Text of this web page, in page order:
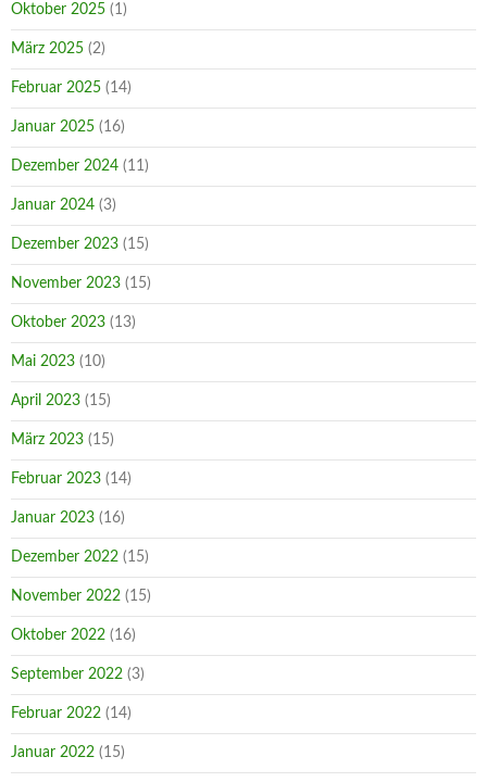
Oktober 2025 (1)
März 2025 (2)
Februar 2025 (14)
Januar 2025 (16)
Dezember 2024 (11)
Januar 2024 (3)
Dezember 2023 (15)
November 2023 (15)
Oktober 2023 (13)
Mai 2023 (10)
April 2023 (15)
März 2023 (15)
Februar 2023 (14)
Januar 2023 (16)
Dezember 2022 (15)
November 2022 (15)
Oktober 2022 (16)
September 2022 (3)
Februar 2022 (14)
Januar 2022 (15)